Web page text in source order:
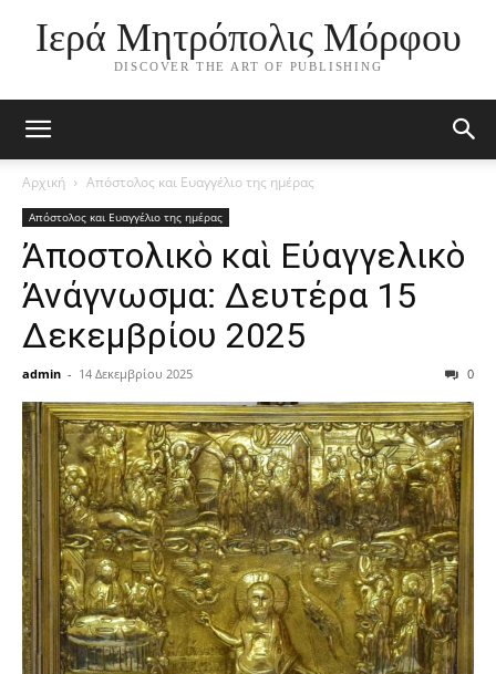
Ιερά Μητρόπολις Μόρφου
DISCOVER THE ART OF PUBLISHING
Αρχική Απόστολος και Ευαγγέλιο της ημέρας
Απόστολος και Ευαγγέλιο της ημέρας
Ἀποστολικὸ καὶ Εὐαγγελικὸ
Ἀνάγνωσμα: Δευτέρα 15
Δεκεμβρίου 2025
admin - 14 Δεκεμβρίου 2025 0